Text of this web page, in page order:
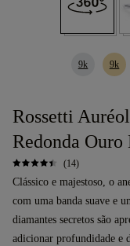
9k 9k
Rossetti
Redonda Ouro
(14)
Clássico e majestoso, o
com uma banda suave e
diamantes secretos são
adicionar profundidade e